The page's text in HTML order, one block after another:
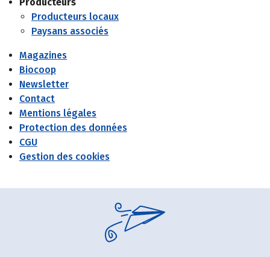
Producteurs locaux
Paysans associés
Magazines
Biocoop
Newsletter
Contact
Mentions légales
Protection des données
CGU
Gestion des cookies